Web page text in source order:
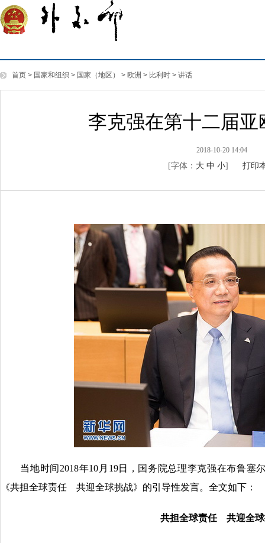
首页 > 国家和组织 > 国家（地区） > 欧洲 > 比利时 > 讲话
李克强在第十二届
2018-10-20 14:04
[字体： 大 中 小] 打印
当地时间2018年10月19日，国务院总理李克强在布鲁塞
《共担全球责任 共迎全球挑战》的引导性发言。全文如下：
共担全球责任 共迎全